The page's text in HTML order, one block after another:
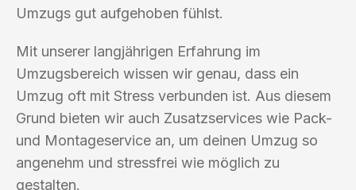
Umzugs gut aufgehoben fühlst.
Mit unserer langjährigen Erfahrung im
Umzugsbereich wissen wir genau, dass ein
Umzug oft mit Stress verbunden ist. Aus diesem
Grund bieten wir auch Zusatzservices wie Pack-
und Montageservice an, um deinen Umzug so
angenehm und stressfrei wie möglich zu
gestalten.